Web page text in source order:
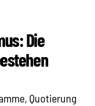
Die
Quotierung